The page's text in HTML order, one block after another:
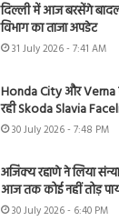
दिल्ली में आज बरसेंगे
विभाग का ताजा अपडेट
31 July 2026 - 7:41 AM
Honda City और Verna
रही Skoda Slavia
30 July 2026 - 7:48 PM
अजिंक्य रहाणे ने लिया
आज तक कोई नहीं तोड़
30 July 2026 - 6:40 PM